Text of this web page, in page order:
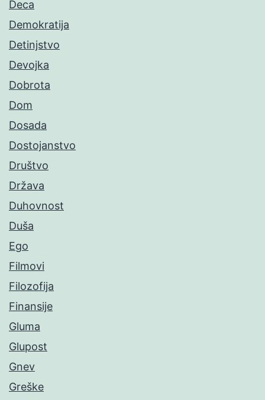
Deca
Demokratija
Detinjstvo
Devojka
Dobrota
Dom
Dosada
Dostojanstvo
Društvo
Država
Duhovnost
Duša
Ego
Filmovi
Filozofija
Finansije
Gluma
Glupost
Gnev
Greške